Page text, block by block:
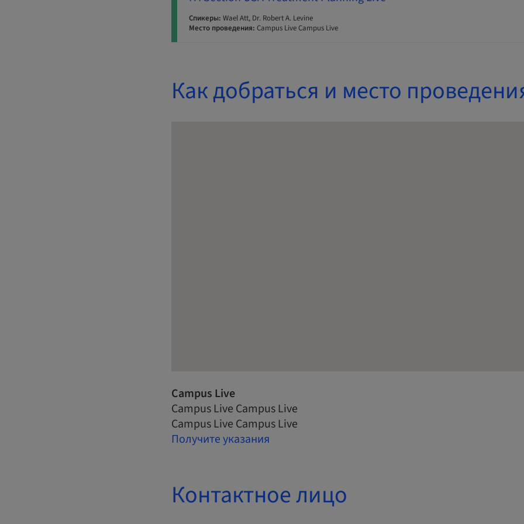
Спикеры: Wael Att, Dr. Robert A. Levine
Место проведения: Campus Live Campus Live
Как добраться и место
Campus Live
Campus Live Campus Live
Campus Live Campus Live
Получите указания
Контактное лицо